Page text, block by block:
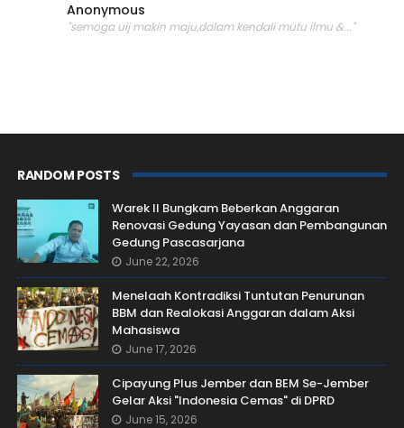
Anonymous
"semoga uij makin maju,dalam kendali mutu ilmu &..."
RANDOM POSTS
Warek II Bungkam Beberkan Anggaran
Renovasi Gedung Yayasan dan Pembangunan
Gedung Pascasarjana
June 22, 2026
Menelaah Kontradiksi Tuntutan Penurunan
BBM dan Realokasi Anggaran dalam Aksi
Mahasiswa
June 17, 2026
Cipayung Plus Jember dan BEM Se-Jember
Gelar Aksi "Indonesia Cemas" di DPRD
June 15, 2026